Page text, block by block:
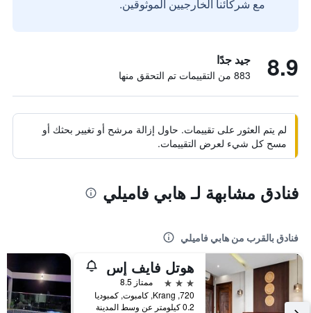
مع شركائنا الخارجيين الموثوقين.
8.9 جيد جدًا
883 من التقييمات تم التحقق منها
لم يتم العثور على تقييمات. حاول إزالة مرشح أو تغيير بحثك أو
مسح كل شيء لعرض التقييمات.
فنادق مشابهة لـ هابي فاميلي
فنادق بالقرب من هابي فاميلي
هوتل فايف إس
3 نجوم
ممتاز 8.5
720, Krang, كامبوت, كمبوديا
0.2 كيلومتر عن وسط المدينة